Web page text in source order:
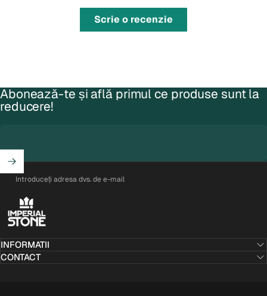
Scrie o recenzie
Abonează-te și află primul ce produse sunt la
reducere!
Introduceți adresa dvs. de e-mail
INFORMATII
CONTACT